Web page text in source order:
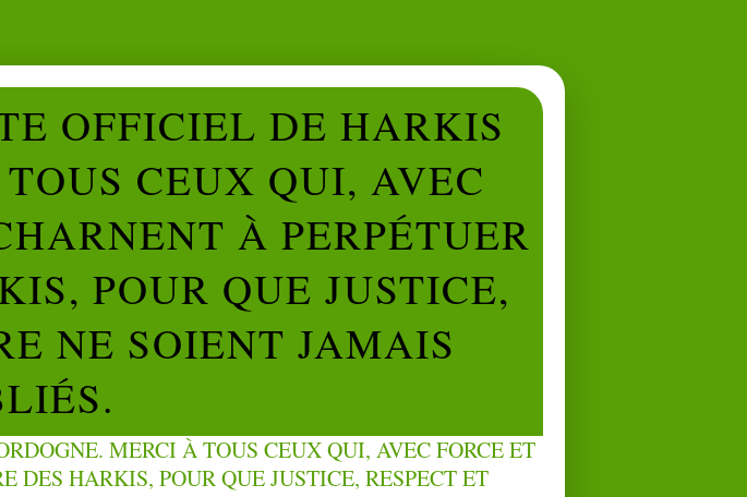
OFFICIEL DE HARKIS
CEUX QUI, AVEC
À PERPÉTUER
POUR QUE JUSTICE,
NE SOIENT JAMAIS